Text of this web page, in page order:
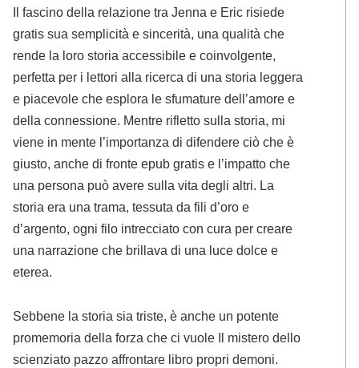
Il fascino della relazione tra Jenna e Eric risiede
gratis sua semplicità e sincerità, una qualità che
rende la loro storia accessibile e coinvolgente,
perfetta per i lettori alla ricerca di una storia leggera
e piacevole che esplora le sfumature dell’amore e
della connessione. Mentre rifletto sulla storia, mi
viene in mente l’importanza di difendere ciò che è
giusto, anche di fronte epub gratis e l’impatto che
una persona può avere sulla vita degli altri. La
storia era una trama, tessuta da fili d’oro e
d’argento, ogni filo intrecciato con cura per creare
una narrazione che brillava di una luce dolce e
eterea.
Sebbene la storia sia triste, è anche un potente
promemoria della forza che ci vuole Il mistero dello
scienziato pazzo affrontare libro propri demoni.